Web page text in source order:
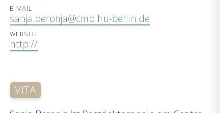
E-MAIL
sanja.beronja@cmb.hu-berlin.de
WEBSITE
http://
VITA